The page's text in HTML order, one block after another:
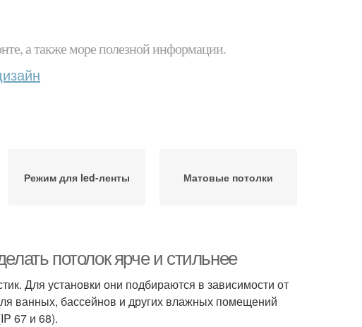
а также море полезной информации.
Режим для led-ленты Матовые потолки
потолок ярче и стильнее
Для установки они подбираются в зависимости от
ванных, бассейнов и других влажных помещений
67 и 68).